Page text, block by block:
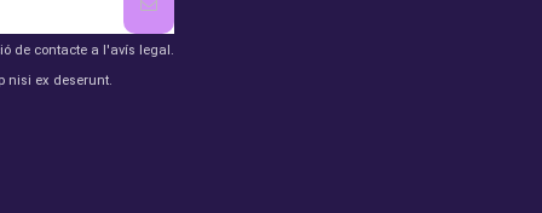
de contacte a l'avís legal.
nisi ex deserunt.